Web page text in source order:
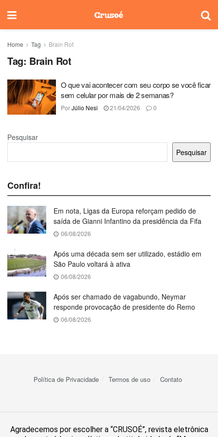
Home Tag Brain Rot
Tag: Brain Rot
O que vai acontecer com seu corpo se você ficar
sem celular por mais de 2 semanas?
PorJúlio Nesi 21/04/2026 0
Pesquisar
Pesquisar
Confira!
Em nota, Ligas da Europa reforçam pedido de
saída de Gianni Infantino da presidência da Fifa
06/08/2026
Após uma década sem ser utilizado, estádio em
São Paulo voltará à ativa
06/08/2026
Após ser chamado de vagabundo, Neymar
responde provocação de presidente do Remo
06/08/2026
Política de Privacidade Termos de uso Contato
Agradecemos por escolher a “CRUSOÉ”, revista eletrônica